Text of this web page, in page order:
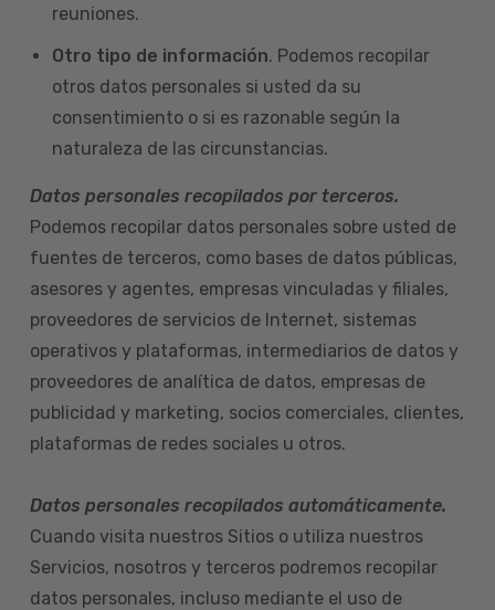
reuniones.
Otro tipo de información. Podemos recopilar
otros datos personales si usted da su
consentimiento o si es razonable según la
naturaleza de las circunstancias.
Datos personales recopilados por terceros.
Podemos recopilar datos personales sobre usted de
fuentes de terceros, como bases de datos públicas,
asesores y agentes, empresas vinculadas y filiales,
proveedores de servicios de Internet, sistemas
operativos y plataformas, intermediarios de datos y
proveedores de analítica de datos, empresas de
publicidad y marketing, socios comerciales, clientes,
plataformas de redes sociales u otros.
Datos personales recopilados automáticamente.
Cuando visita nuestros Sitios o utiliza nuestros
Servicios, nosotros y terceros podremos recopilar
datos personales, incluso mediante el uso de